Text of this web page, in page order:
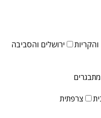
ירושלים והסביבה
מתבגרים
צרפתית